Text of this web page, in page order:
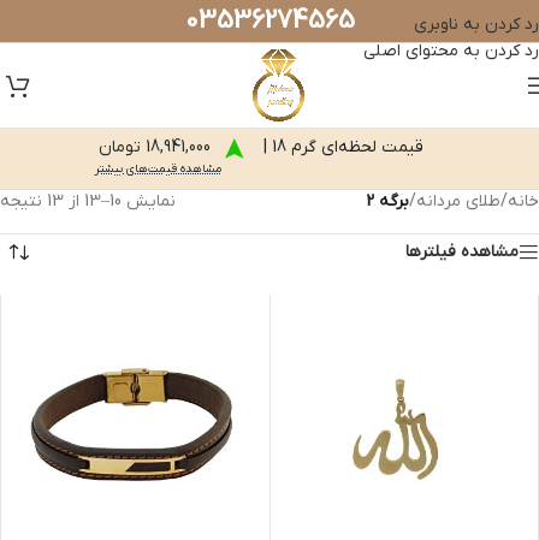
رد کردن به ناوبری
رد کردن به محتوای اصلی
03536274565
قیمت لحظه‌ای گرم 18 | 18,941,000 تومان
مشاهده قیمت‌های بیشتر
خانه/طلای مردانه/برگه 2 نمایش 10–13 از 13 نتیجه
مشاهده فیلترها